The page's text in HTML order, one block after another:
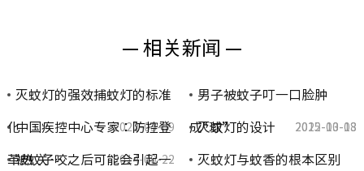
— 相关新闻 —
灭蚊灯的强效捕蚊灯的标准
化 2022-03-09
男子被蚊子叮一口脸肿
成“球” 2015-10-13
中国疾控中心专家：防控登
革热 关… 2014-09-22
灭蚊灯的设计 2022-03-08
被蚊子咬之后可能会引起一 灭蚊灯与蚊香的根本区别